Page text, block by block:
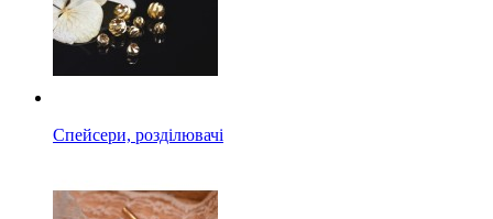
Спейсери, розділювачі